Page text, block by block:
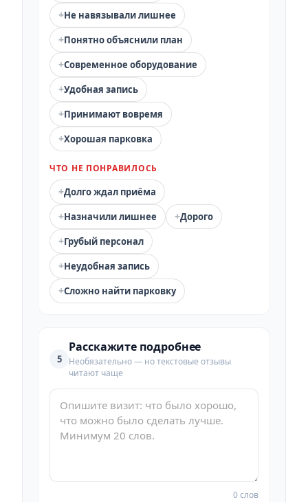
+Не навязывали лишнее
+Понятно объяснили план
+Современное оборудование
+Удобная запись
+Принимают вовремя
+Хорошая парковка
ЧТО НЕ ПОНРАВИЛОСЬ
+Долго ждал приёма
+Назначили лишнее +Дорого
+Грубый персонал
+Неудобная запись
+Сложно найти парковку
5
Расскажите подробнее
Необязательно — но текстовые отзывы
читают чаще
0 слов